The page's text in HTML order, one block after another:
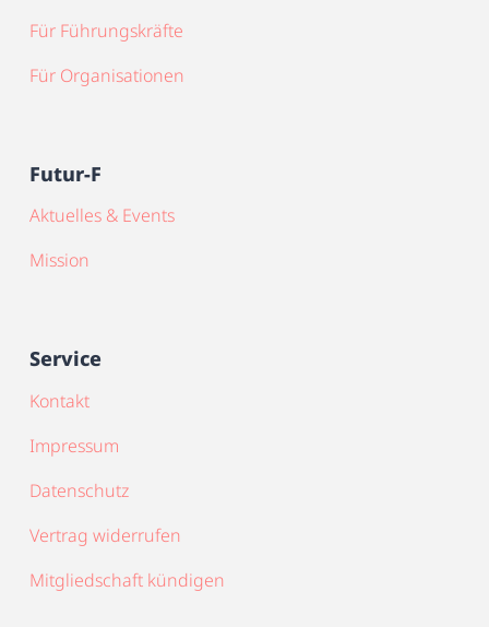
Für Führungskräfte
Für Organisationen
Futur-F
Aktuelles & Events
Mission
Service
Kontakt
Impressum
Datenschutz
Vertrag widerrufen
Mitgliedschaft kündigen